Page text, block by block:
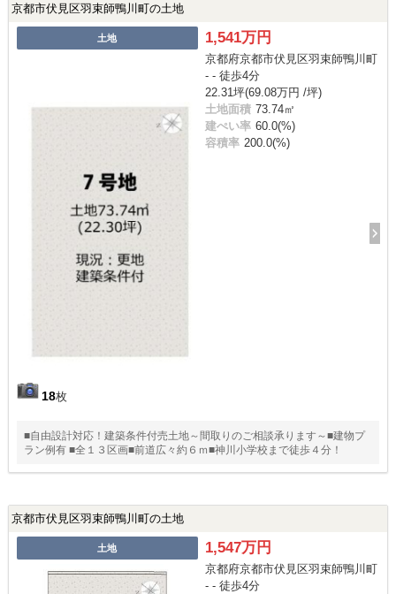
京都市伏見区羽束師鴨川町の土地
土地
18枚
1,541万円
京都府京都市伏見区羽束師鴨川町
- - 徒歩4分
22.31坪(69.08万円 /坪)
土地面積 73.74㎡
建ぺい率 60.0(%)
容積率 200.0(%)
■自由設計対応！建築条件付売土地～間取りのご相談承ります～■建物プ
ラン例有 ■全１３区画■前道広々約６ｍ■神川小学校まで徒歩４分！
京都市伏見区羽束師鴨川町の土地
土地 1,547万円
京都府京都市伏見区羽束師鴨川町
- - 徒歩4分